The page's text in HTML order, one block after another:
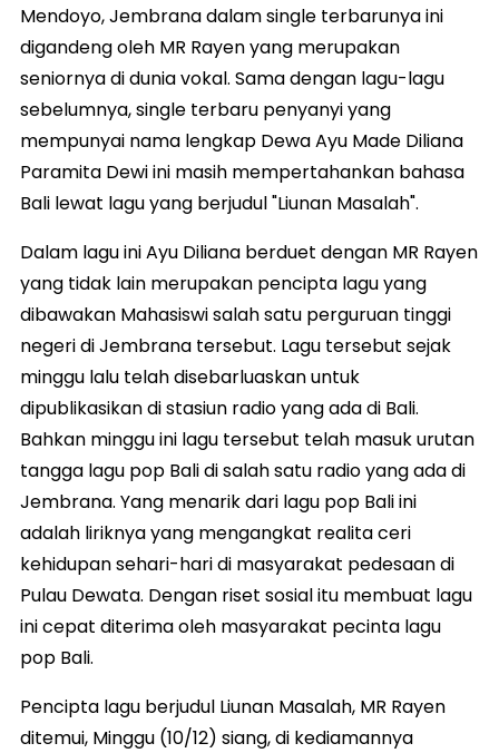
Mendoyo, Jembrana dalam single terbarunya ini
digandeng oleh MR Rayen yang merupakan
seniornya di dunia vokal. Sama dengan lagu-lagu
sebelumnya, single terbaru penyanyi yang
mempunyai nama lengkap Dewa Ayu Made Diliana
Paramita Dewi ini masih mempertahankan bahasa
Bali lewat lagu yang berjudul "Liunan Masalah".
Dalam lagu ini Ayu Diliana berduet dengan MR Rayen
yang tidak lain merupakan pencipta lagu yang
dibawakan Mahasiswi salah satu perguruan tinggi
negeri di Jembrana tersebut. Lagu tersebut sejak
minggu lalu telah disebarluaskan untuk
dipublikasikan di stasiun radio yang ada di Bali.
Bahkan minggu ini lagu tersebut telah masuk urutan
tangga lagu pop Bali di salah satu radio yang ada di
Jembrana. Yang menarik dari lagu pop Bali ini
adalah liriknya yang mengangkat realita ceri
kehidupan sehari-hari di masyarakat pedesaan di
Pulau Dewata. Dengan riset sosial itu membuat lagu
ini cepat diterima oleh masyarakat pecinta lagu
pop Bali.
Pencipta lagu berjudul Liunan Masalah, MR Rayen
ditemui, Minggu (10/12) siang, di kediamannya